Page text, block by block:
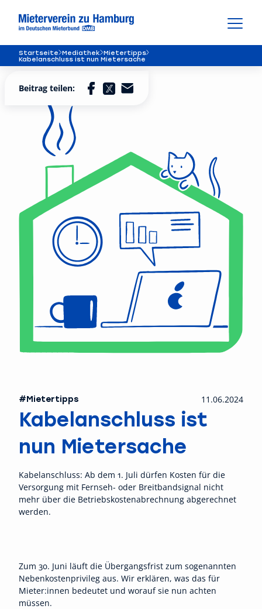
Startseite Mediathek Mietertipps
Kabelanschluss ist nun Mietersache
#Mietertipps 11.06.2024
Kabelanschluss ist
nun Mietersache
Kabelanschluss: Ab dem 1. Juli dürfen Kosten für die
Versorgung mit Fernseh- oder Breitbandsignal nicht
mehr über die Betriebskostenabrechnung abgerechnet
werden.
Beitrag teilen:
Zum 30. Juni läuft die Übergangsfrist zum sogenannten
Nebenkostenprivileg aus. Wir erklären, was das für
Mieter:innen bedeutet und worauf sie nun achten
müssen.